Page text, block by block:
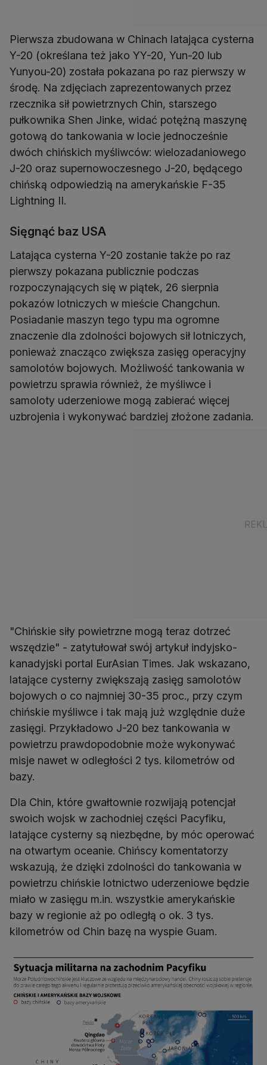
Pierwsza zbudowana w Chinach latająca cysterna
Y-20 (określana też jako YY-20, Yun-20 lub
Yunyou-20) została pokazana po raz pierwszy w
środę. Na zdjęciach zaprezentowanych przez
rzecznika sił powietrznych Chin, starszego
pułkownika Shen Jinke, widać potężną maszynę
gotową do tankowania w locie jednocześnie
dwóch chińskich myśliwców: wielozadaniowego
J-20 oraz supernowoczesnego J-20, będącego
chińską odpowiedzią na amerykańskie F-35
Lightning II.
Sięgnąć baz USA
Latająca cysterna Y-20 zostanie także po raz
pierwszy pokazana publicznie podczas
rozpoczynających się w piątek, 26 sierpnia
pokazów lotniczych w mieście Changchun.
Posiadanie maszyn tego typu ma ogromne
znaczenie dla zdolności bojowych sił lotniczych,
ponieważ znacząco zwiększa zasięg operacyjny
samolotów bojowych. Możliwość tankowania w
powietrzu sprawia również, że myśliwce i
samoloty uderzeniowe mogą zabierać więcej
uzbrojenia i wykonywać bardziej złożone zadania.
"Chińskie siły powietrzne mogą teraz dotrzeć
wszędzie" - zatytułował swój artykuł indyjsko-
kanadyjski portal EurAsian Times. Jak wskazano,
latające cysterny zwiększają zasięg samolotów
bojowych o co najmniej 30-35 proc., przy czym
chińskie myśliwce i tak mają już względnie duże
zasięgi. Przykładowo J-20 bez tankowania w
powietrzu prawdopodobnie może wykonywać
misje nawet w odległości 2 tys. kilometrów od
bazy.
Dla Chin, które gwałtownie rozwijają potencjał
swoich wojsk w zachodniej części Pacyfiku,
latające cysterny są niezbędne, by móc operować
na otwartym oceanie. Chińscy komentatorzy
wskazują, że dzięki zdolności do tankowania w
powietrzu chińskie lotnictwo uderzeniowe będzie
miało w zasięgu m.in. wszystkie amerykańskie
bazy w regionie aż po odległą o ok. 3 tys.
kilometrów od Chin bazę na wyspie Guam.